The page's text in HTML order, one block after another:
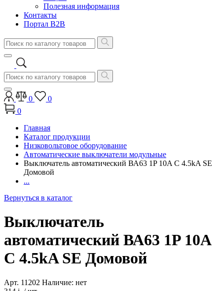
Полезная информация
Контакты
Портал B2B
0
0
0
Главная
Каталог продукции
Низковольтовое оборудование
Автоматические выключатели модульные
Выключатель автоматический ВА63 1P 10A C 4.5kA SE
Домовой
...
Вернуться в каталог
Выключатель
автоматический ВА63 1P 10A
C 4.5kA SE Домовой
Арт. 11202 Наличие: нет